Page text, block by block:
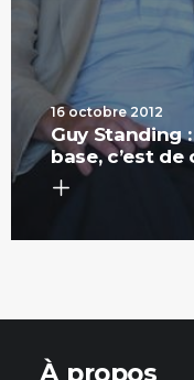
16 octobre 2012
Guy Standing
base, c’est
À propos